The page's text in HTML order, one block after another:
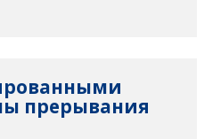
прерывания